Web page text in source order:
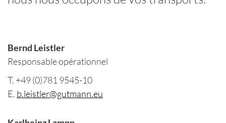
Bernd Leistler
Responsable opérationnel
T. +49 (0)781 9545-10
E. b.leistler@gutmann.eu